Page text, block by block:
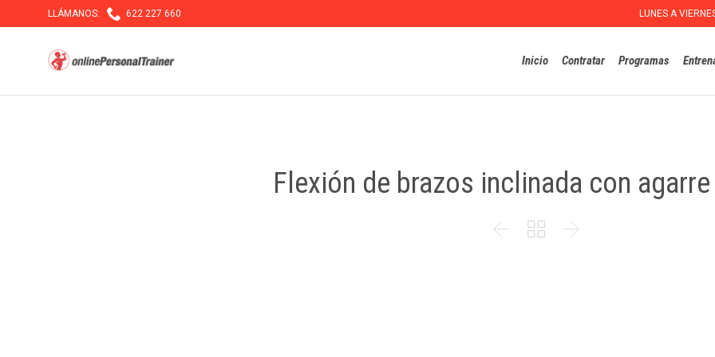
LLÁMANOS:  622 227 660 LUNES A
Inicio Contratar Programas
Flexión de brazos inclinada con
  